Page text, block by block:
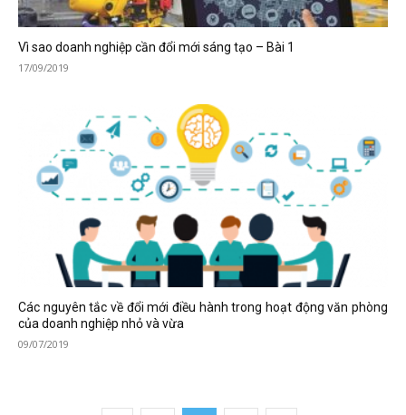
Vì sao doanh nghiệp cần đổi mới sáng tạo – Bài 1
17/09/2019
Các nguyên tắc về đổi mới điều hành trong hoạt động văn phòng
của doanh nghiệp nhỏ và vừa
09/07/2019